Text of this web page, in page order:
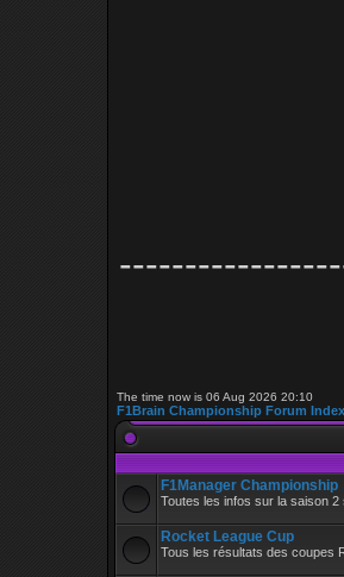
The time now is 06 Aug 2026 20:10
F1Brain Championship Forum Index
F1Manager Championship
Toutes les infos sur la saison 2
Rocket League Cup
Tous les résultats des coupes